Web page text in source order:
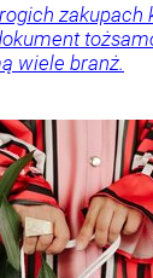
zakupach
wiele branż.